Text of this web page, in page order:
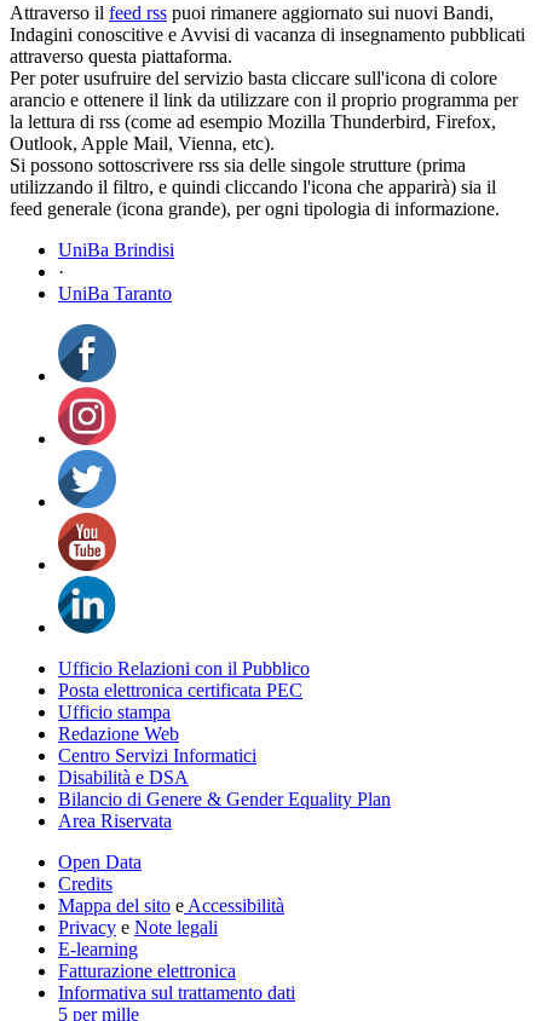
Attraverso il feed rss puoi rimanere aggiornato sui nuovi Bandi,
Indagini conoscitive e Avvisi di vacanza di insegnamento pubblicati
attraverso questa piattaforma.
Per poter usufruire del servizio basta cliccare sull'icona di colore
arancio e ottenere il link da utilizzare con il proprio programma per
la lettura di rss (come ad esempio Mozilla Thunderbird, Firefox,
Outlook, Apple Mail, Vienna, etc).
Si possono sottoscrivere rss sia delle singole strutture (prima
utilizzando il filtro, e quindi cliccando l'icona che apparirà) sia il
feed generale (icona grande), per ogni tipologia di informazione.
UniBa Brindisi
·
UniBa Taranto
Ufficio Relazioni con il Pubblico
Posta elettronica certificata PEC
Ufficio stampa
Redazione Web
Centro Servizi Informatici
Disabilità e DSA
Bilancio di Genere & Gender Equality Plan
Area Riservata
Open Data
Credits
Mappa del sito e Accessibilità
Privacy e Note legali
E-learning
Fatturazione elettronica
Informativa sul trattamento dati
5 per mille